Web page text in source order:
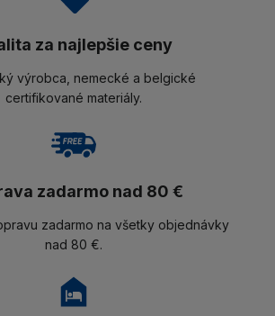
za najlepšie ceny
výrobca, nemecké a belgické
certifikované materiály.
zadarmo nad 80 €
zadarmo na všetky objednávky
nad 80 €.